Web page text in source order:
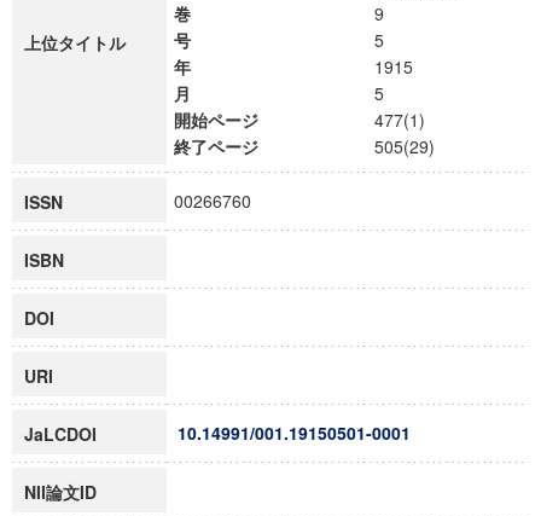
上位タイトル
巻
9
号
5
年
1915
月
5
開始ページ
477(1)
終了ページ
505(29)
ISSN 00266760
ISBN
DOI
URI
JaLCDOI 10.14991/001.19150501-0001
NII論文ID